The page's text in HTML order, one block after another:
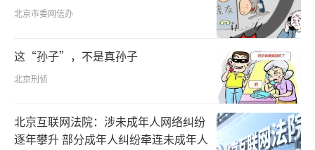
此次视频对话会由香港特区政府商务及经
济发展局和印尼驻香港总领馆共同主办，外交
部驻港公署协办，共吸引来自香港和印尼的900
多名商界领袖和专业人士以在线方式参与。会
议还专门安排了中印尼两个经贸合作园区的负
责人与香港企业对接环节，就特区企业进驻有
北京市委网信办
这“孙子”，不是真孙子
北京刑侦
北京互联网法院：涉未成年人网络纠纷
逐年攀升 部分成年人纠纷牵连未成年人